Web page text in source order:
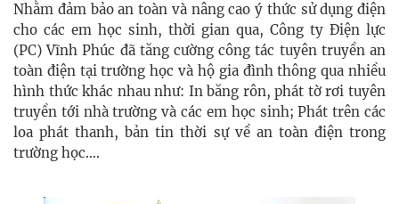
Nhằm đảm bảo an toàn và nâng cao ý thức sử dụng điện
cho các em học sinh, thời gian qua, Công ty Điện lực
(PC) Vĩnh Phúc đã tăng cường công tác tuyên truyền an
toàn điện tại trường học và hộ gia đình thông qua nhiều
hình thức khác nhau như: In băng rôn, phát tờ rơi tuyên
truyền tới nhà trường và các em học sinh; Phát trên các
loa phát thanh, bản tin thời sự về an toàn điện trong
trường học….